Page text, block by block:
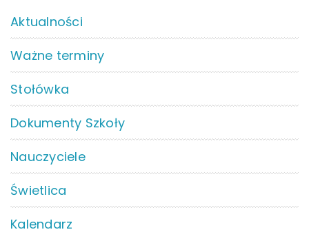
Aktualności
Ważne terminy
Stołówka
Dokumenty Szkoły
Nauczyciele
Świetlica
Kalendarz